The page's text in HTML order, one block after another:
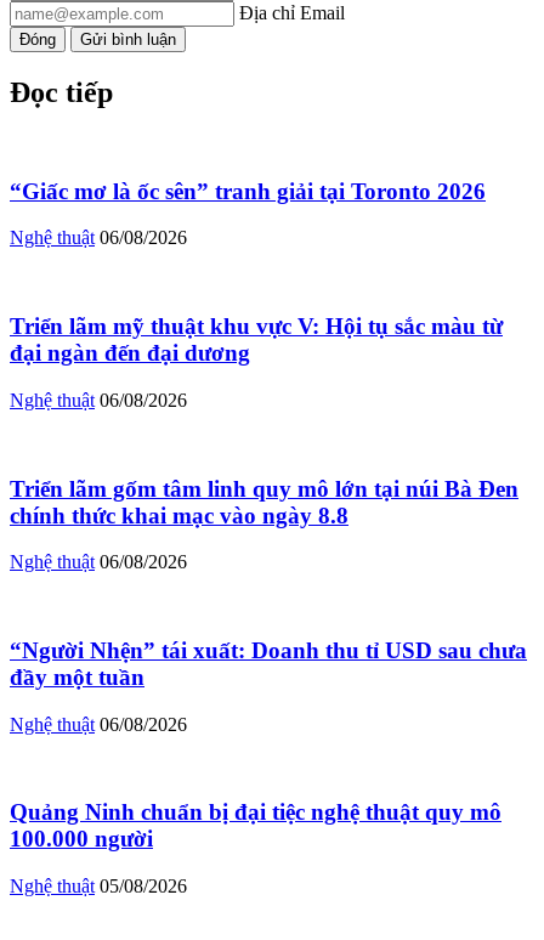
Địa chỉ Email
Đóng Gửi bình luận
Đọc tiếp
“Giấc mơ là ốc sên” tranh giải tại Toronto 2026
Nghệ thuật 06/08/2026
Triển lãm mỹ thuật khu vực V: Hội tụ sắc màu từ
đại ngàn đến đại dương
Nghệ thuật 06/08/2026
Triển lãm gốm tâm linh quy mô lớn tại núi Bà Đen
chính thức khai mạc vào ngày 8.8
Nghệ thuật 06/08/2026
“Người Nhện” tái xuất: Doanh thu tỉ USD sau chưa
đầy một tuần
Nghệ thuật 06/08/2026
Quảng Ninh chuẩn bị đại tiệc nghệ thuật quy mô
100.000 người
Nghệ thuật 05/08/2026